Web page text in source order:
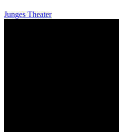
Junges Theater